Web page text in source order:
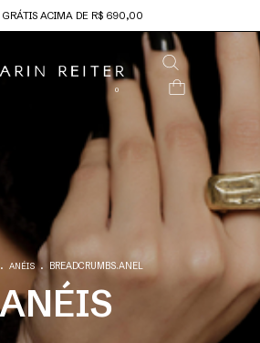
GRÁTIS ACIMA DE R$ 690,00
0
. ANÉIS . BREADCRUMBS.ANEL